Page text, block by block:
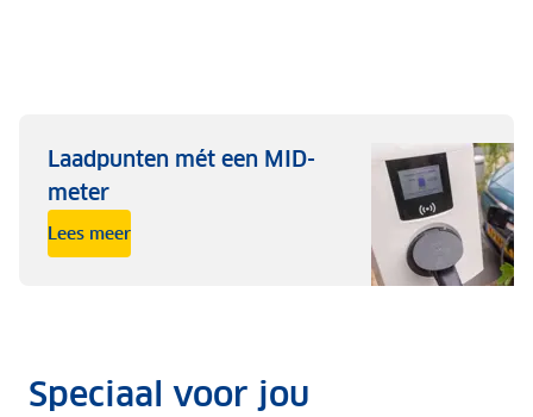
Laadpunten mét een MID-
meter
Lees meer
Speciaal voor jou